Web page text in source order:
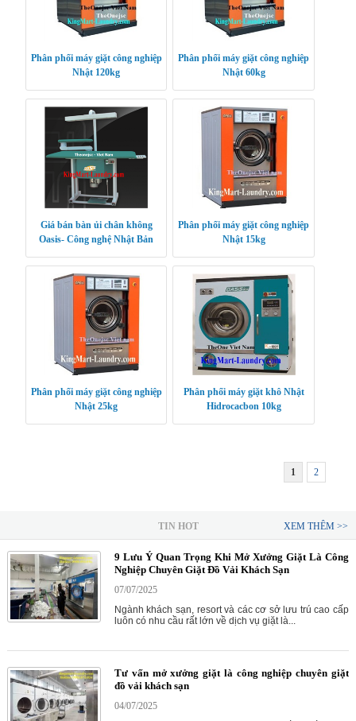
Phân phối máy giặt công nghiệp
Nhật 120kg
Phân phối máy giặt công nghiệp
Nhật 60kg
Giá bán bàn ủi chân không
Oasis- Công nghệ Nhật Bản
Phân phối máy giặt công nghiệp
Nhật 15kg
Phân phối máy giặt công nghiệp
Nhật 25kg
Phân phối máy giặt khô Nhật
Hidrocacbon 10kg
1 2
TIN HOT XEM THÊM >>
9 Lưu Ý Quan Trọng Khi Mở Xưởng Giặt Là Công
Nghiệp Chuyên Giặt Đồ Vải Khách Sạn
07/07/2025
Ngành khách sạn, resort và các cơ sở lưu trú cao cấp
luôn có nhu cầu rất lớn về dịch vụ giặt là...
Tư vấn mở xưởng giặt là công nghiệp chuyên giặt
đồ vải khách sạn
04/07/2025